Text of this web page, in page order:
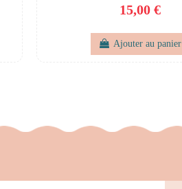
15,00 €
Ajouter au panier